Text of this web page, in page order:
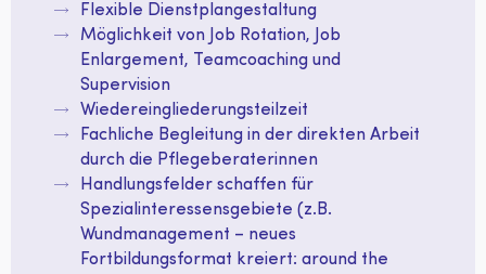
Flexible Dienstplangestaltung
Möglichkeit von Job Rotation, Job
Enlargement, Teamcoaching und
Supervision
Wiedereingliederungsteilzeit
Fachliche Begleitung in der direkten Arbeit
durch die Pflegeberaterinnen
Handlungsfelder schaffen für
Spezialinteressensgebiete (z.B.
Wundmanagement – neues
Fortbildungsformat kreiert: around the